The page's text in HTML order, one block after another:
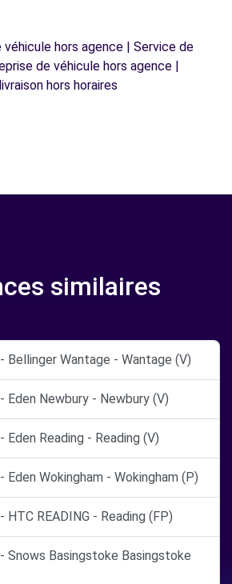
véhicule hors agence | Service de
de véhicule hors agence |
hors horaires
similaires
Bellinger Wantage - Wantage (V)
Eden Newbury - Newbury (V)
Eden Reading - Reading (V)
Eden Wokingham - Wokingham (P)
READING - Reading (FP)
Snows Basingstoke Basingstoke